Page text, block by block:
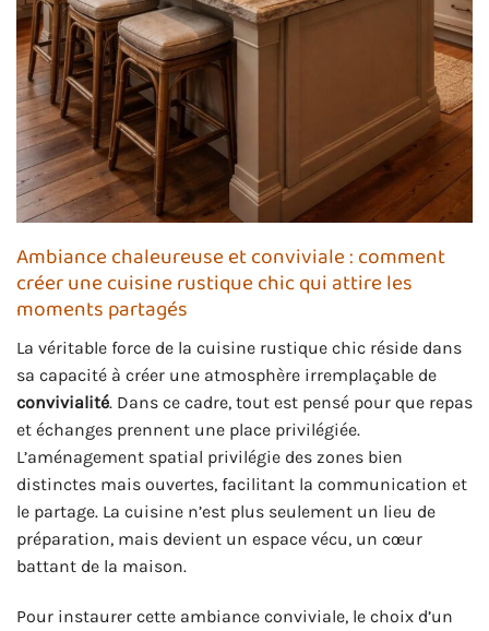
Ambiance chaleureuse et conviviale : comment
créer une cuisine rustique chic qui attire les
moments partagés
La véritable force de la cuisine rustique chic réside dans
sa capacité à créer une atmosphère irremplaçable de
convivialité. Dans ce cadre, tout est pensé pour que repas
et échanges prennent une place privilégiée.
L’aménagement spatial privilégie des zones bien
distinctes mais ouvertes, facilitant la communication et
le partage. La cuisine n’est plus seulement un lieu de
préparation, mais devient un espace vécu, un cœur
battant de la maison.
Pour instaurer cette ambiance conviviale, le choix d’un